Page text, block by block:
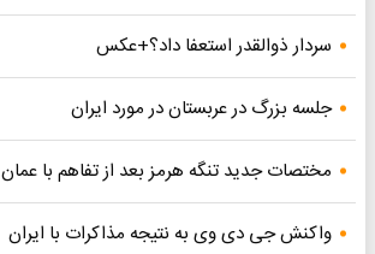
سردار ذوالقدر استعفا داد؟+عکس
جلسه بزرگ در عربستان در مورد ایران
مختصات جدید تنگه هرمز بعد از تفاهم با عمان
واکنش جی دی وی به نتیجه مذاکرات با ایران